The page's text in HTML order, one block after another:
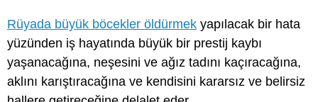
Rüyada büyük böcekler öldürmek yapılacak bir hata
yüzünden iş hayatında büyük bir prestij kaybı
yaşanacağına, neşesini ve ağız tadını kaçıracağına,
aklını karıştıracağına ve kendisini kararsız ve belirsiz